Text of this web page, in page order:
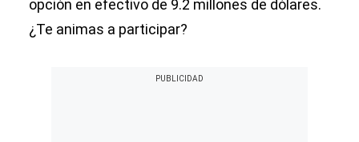
opción en efectivo de 9.2 millones de dólares.
¿Te animas a participar?